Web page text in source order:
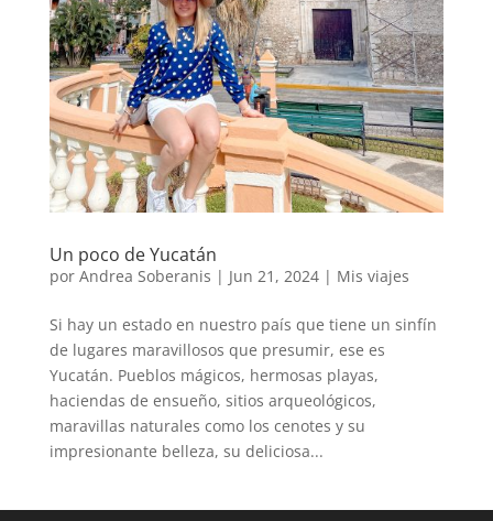
Un poco de Yucatán
por Andrea Soberanis | Jun 21, 2024| Mis viajes
Si hay un estado en nuestro país que tiene un sinfín
de lugares maravillosos que presumir, ese es
Yucatán. Pueblos mágicos, hermosas playas,
haciendas de ensueño, sitios arqueológicos,
maravillas naturales como los cenotes y su
impresionante belleza, su deliciosa...